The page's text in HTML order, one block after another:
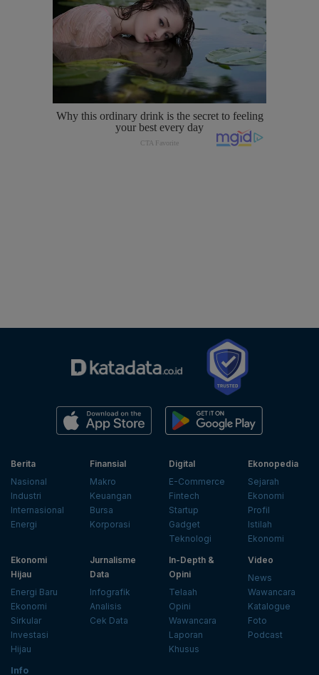
Berita
Nasional
Industri
Internasional
Energi
Finansial
Makro
Keuangan
Bursa
Korporasi
Digital
E-Commerce
Fintech
Startup
Gadget
Teknologi
Ekonopedia
Sejarah
Ekonomi
Profil
Istilah
Ekonomi
Ekonomi
Hijau
Energi Baru
Ekonomi
Sirkular
Investasi
Hijau
Jurnalisme
Data
Infografik
Analisis
Cek Data
In-Depth &
Opini
Telaah
Opini
Wawancara
Laporan
Khusus
Video
News
Wawancara
Katalogue
Foto
Podcast
Info